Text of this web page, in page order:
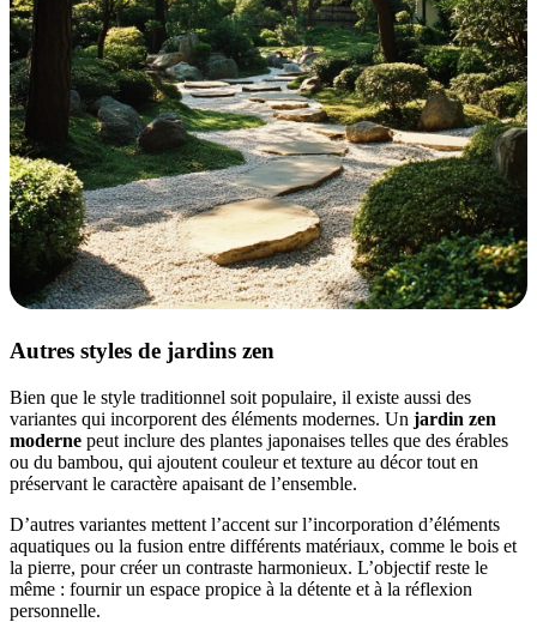
Autres styles de jardins zen
Bien que le style traditionnel soit populaire, il existe aussi des
variantes qui incorporent des éléments modernes. Un jardin zen
moderne peut inclure des plantes japonaises telles que des érables
ou du bambou, qui ajoutent couleur et texture au décor tout en
préservant le caractère apaisant de l’ensemble.
D’autres variantes mettent l’accent sur l’incorporation d’éléments
aquatiques ou la fusion entre différents matériaux, comme le bois et
la pierre, pour créer un contraste harmonieux. L’objectif reste le
même : fournir un espace propice à la détente et à la réflexion
personnelle.